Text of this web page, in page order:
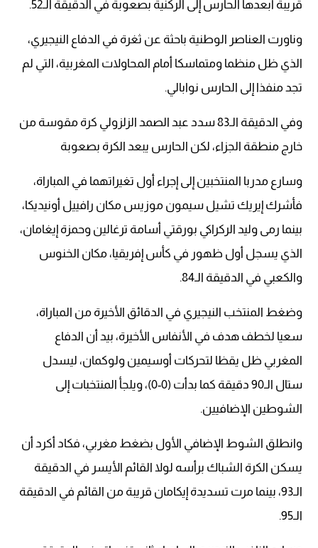
قريبة أبعدها الحارس إلى الركنية بصعوبة في الدقيقة الـ52.
وناورت العناصر الوطنية باحثة عن ثغرة في الدفاع النيجيري،
الذي ظل منظما ومتماسكا أمام المحاولات المغربية، التي لم
تجد منفذا إلى الحارس نوابالي.
وفي الدقيقة الـ83 سدد عبد الصمد الزلزولي كرة مقوسة من
خارج منطقة الجزاء، لكن الحارس يبعد الكرة بصعوبة
وسارع مدربا المنتخبين إلى إجراء أول تغيراتهما في المباراة،
فأشرك إيريك تشيل سيمون موزيس مكان رافييل أونيديكا،
بينما رمى وليد الركراكي بورقتي أسامة ترغالين وحمزة إيغامان،
الذي يسجل أول ظهور في كأس إفريقيا، مكان الخنوس
والكعبي في الدقيقة الـ84.
وضغط المنتخب النيجيري في الدقائق الأخيرة من المباراة،
سعيا لخطف هدف في الأنفاس الأخيرة، بيد أن الدفاع
المغربي ظل يقظا لتحركات أوسيمين ولوكمان، ليسدل
ستال الـ90 دقيقة كما بدأت (0-0)، ويلجأ المنتخبات إلى
الشوطين الإضافيين.
وانطلق الشوط الإضافي الأول بضغط مغربي، فكاد أكرد أن
يسكن الكرة الشباك برأسه لولا القائم الأيسر في الدقيقة
الـ93، بينما مرت تسديدة إيكامان قريبة من القائم في الدقيقة
الـ95.